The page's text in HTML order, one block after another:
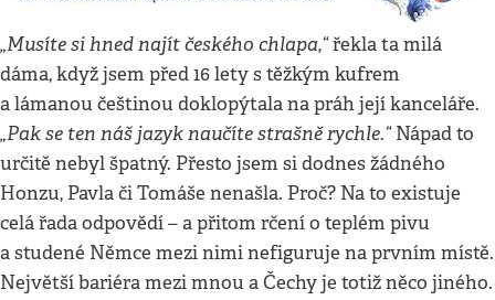
„Musíte si hned najít českého chlapa,“řekla ta milá
dáma, když jsem před 16 lety s těžkým kufrem
a lámanou češtinou doklopýtala na práh její kanceláře.
„Pak se ten náš jazyk naučíte strašně rychle.“Nápad to
určitě nebyl špatný. Přesto jsem si dodnes žádného
Honzu, Pavla či Tomáše nenašla. Proč? Na to existuje
celá řada odpovědí – a přitom rčení o teplém pivu
a studené Němce mezi nimi nefiguruje na prvním místě.
Největší bariéra mezi mnou a Čechy je totiž něco jiného.